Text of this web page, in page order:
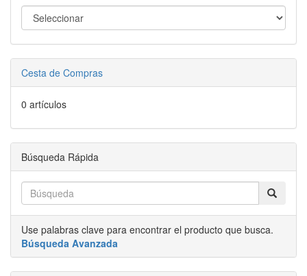
Cesta de Compras
0 artículos
Búsqueda Rápida
Use palabras clave para encontrar el producto que busca.
Búsqueda Avanzada